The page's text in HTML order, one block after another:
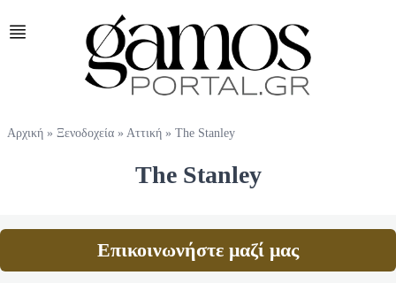
Αρχική » Ξενοδοχεία » Αττική » The Stanley
The Stanley
Επικοινωνήστε μαζί μας